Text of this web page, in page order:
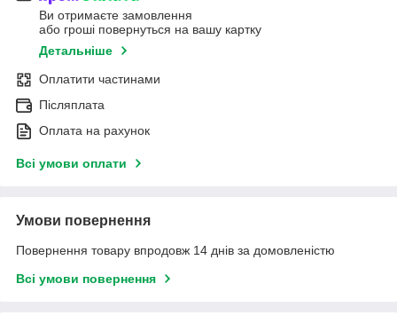
Ви отримаєте замовлення
або гроші повернуться на вашу картку
Детальніше
Оплатити частинами
Післяплата
Оплата на рахунок
Всі умови оплати
Умови повернення
Повернення товару впродовж 14 днів за домовленістю
Всі умови повернення